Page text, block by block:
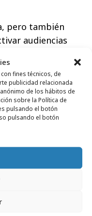
fines técnicos, de
publicidad relacionada
de los hábitos de
sobre la Política de
pulsando el botón
pulsando el botón
pero también
audiencias
la cobertura. Y
cada vez más
cada
soluciones de
más avanzados,
de conectar la